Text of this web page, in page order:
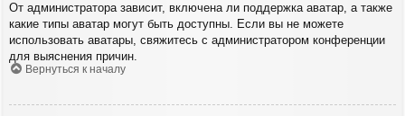
От администратора зависит, включена ли поддержка аватар, а также
какие типы аватар могут быть доступны. Если вы не можете
использовать аватары, свяжитесь с администратором конференции
для выяснения причин.
Вернуться к началу